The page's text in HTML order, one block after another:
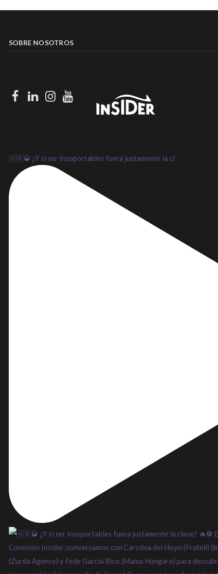
SOBRE NOSOTROS
Facebook
LinkedIn
Instagram
Youtube
🇦🇷🥃 ¿Y si ser insoportables fuera justamente la cl